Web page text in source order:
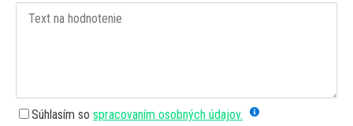
Súhlasím so spracovaním osobných údajov.